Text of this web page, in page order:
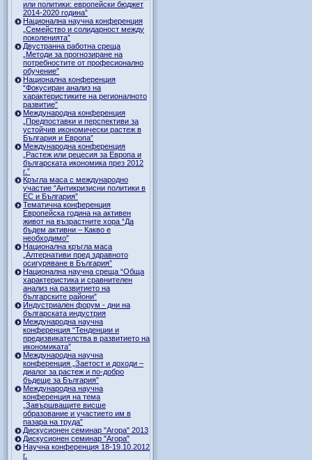
или политики: европейски бюджет
2014-2020 година”
Национална научна конференция
„Семейство и солидарност между
поколенията”
Двустранна работна среща
„Методи за прогнозиране на
потребностите от професионално
обучение”
Национална конференция
“Фокусиран анализ на
характеристиките на регионалното
развитие”
Международна конференция
„Предпоставки и перспективи за
устойчив икономически растеж в
България и Европа”
Международна конференция
„Растеж или рецесия за Европа и
българската икономика през 2012
г.”
Кръгла маса с международно
участие “Антикризисни политики в
ЕС и България”
Тематична конференция
Европейска година на активен
живот на възрастните хора “Да
бъдем активни – Какво е
необходимо”
Национална кръгла маса
„Алтернативи пред здравното
осигуряване в България”
Национална научна среща “Обща
характеристика и сравнителен
анализ на развитието на
българските райони”
Индустриален форум - дни на
българската индустрия
Международна научна
конференция “Тенденции и
предизвикателства в развитието на
икономиката”
Международна научна
конференция „Заетост и доходи –
диалог за растеж и по-добро
бъдеще за България”
Международна научна
конференция на тема
„Завършващите висше
образование и участието им в
пазара на труда”
Дискусионен семинар "Агора" 2013
Дискусионен семинар "Агора"
Научна конференция 18-19.10.2012
г.